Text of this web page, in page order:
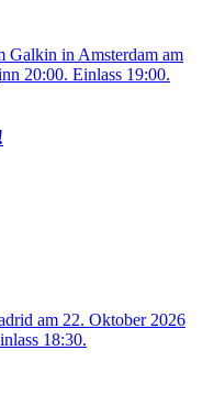
Galkin in Amsterdam am
20:00. Einlass 19:00.
am 22. Oktober 2026
18:30.